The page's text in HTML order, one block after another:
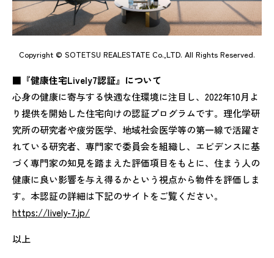
Copyright © SOTETSU REALESTATE Co.,LTD. All Rights Reserved.
■『健康住宅Lively7認証』について
心身の健康に寄与する快適な住環境に注目し、2022年10月よ
り提供を開始した住宅向けの認証プログラムです。理化学研
究所の研究者や疲労医学、地域社会医学等の第一線で活躍さ
れている研究者、専門家で委員会を組織し、エビデンスに基
づく専門家の知見を踏まえた評価項目をもとに、住まう人の
健康に良い影響を与え得るかという視点から物件を評価しま
す。本認証の詳細は下記のサイトをご覧ください。
https://lively-7.jp/
以上